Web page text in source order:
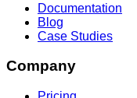
Documentation
Blog
Case Studies
Company